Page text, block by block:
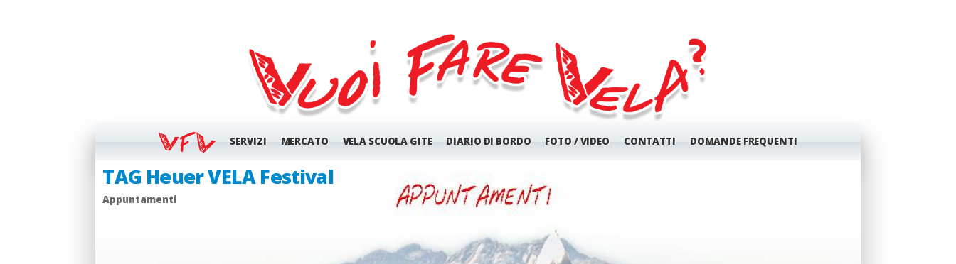
SERVIZI MERCATO VELA SCUOLA GITE DIARIO DI BORDO FOTO / VIDEO CONTATTI DOMANDE FREQUENTI
Inglese dell Ormeggiatore
Appunti di bordo